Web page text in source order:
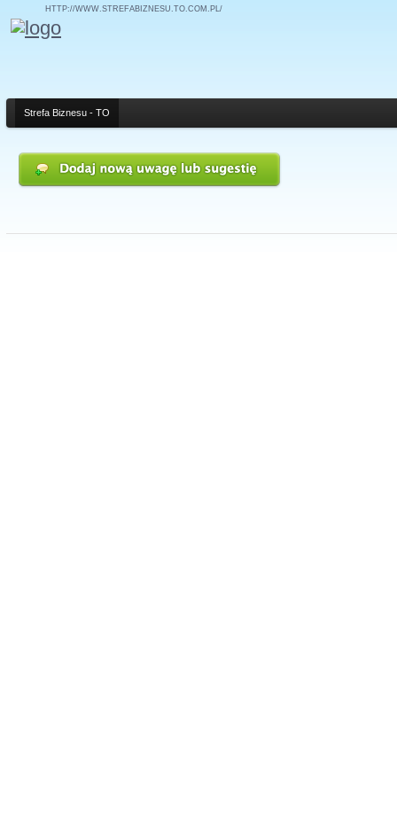
HTTP://WWW.STREFABIZNESU.TO.COM.PL/
Strefa Biznesu - TO